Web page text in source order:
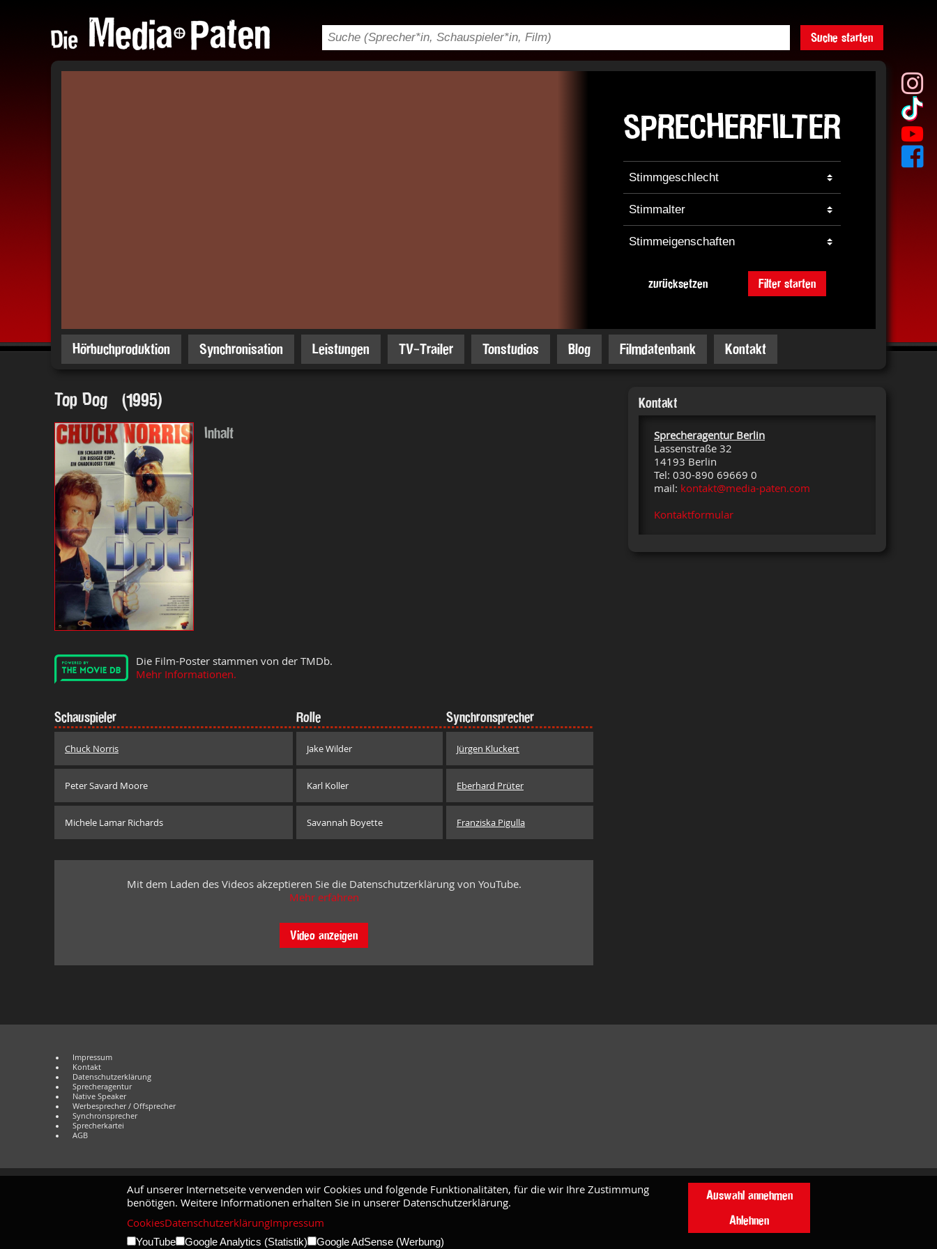
Suche starten
SPRECHERFILTER
zurücksetzen Filter starten
Hörbuchproduktion Synchronisation Leistungen TV-Trailer Tonstudios Blog Filmdatenbank Kontakt
Top Dog (1995)
Inhalt
Die Film-Poster stammen von der TMDb.
Mehr Informationen.
Schauspieler Rolle Synchronsprecher
Chuck Norris Jake Wilder Jürgen Kluckert
Peter Savard Moore Karl Koller Eberhard Prüter
Michele Lamar Richards Savannah Boyette Franziska Pigulla
Mit dem Laden des Videos akzeptieren Sie die Datenschutzerklärung von YouTube.
Mehr erfahren
Video anzeigen
Kontakt
Sprecheragentur Berlin
Lassenstraße 32
14193 Berlin
Tel: 030-890 69669 0
mail: kontakt@media-paten.com
Kontaktformular
Impressum
Kontakt
Datenschutzerklärung
Sprecheragentur
Native Speaker
Werbesprecher / Offsprecher
Synchronsprecher
Sprecherkartei
AGB
Auf unserer Internetseite verwenden wir Cookies und folgende Funktionalitäten, für die wir Ihre Zustimmung
benötigen. Weitere Informationen erhalten Sie in unserer Datenschutzerklärung.
CookiesDatenschutzerklärungImpressum
YouTube Google Analytics (Statistik) Google AdSense (Werbung)
Auswahl annehmen
Ablehnen